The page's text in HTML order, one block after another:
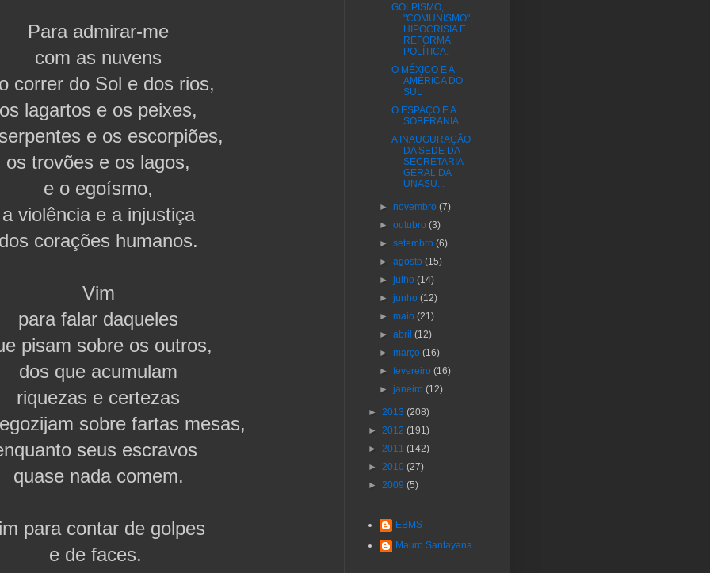
Para admirar-me
com as nuvens
correr do Sol e dos rios,
os lagartos e os peixes,
e os escorpiões,
os trovões e os lagos,
e o egoísmo,
a violência e a injustiça
dos corações humanos.
Vim
para falar daqueles
pisam sobre os outros,
dos que acumulam
riquezas e certezas
sobre fartas mesas,
seus escravos
quase nada comem.
para contar de golpes
e de faces.
GOLPISMO,
"COMUNISMO",
HIPOCRISIA E
REFORMA
POLÍTICA.
O MÉXICO E A
AMÉRICA DO
SUL
O ESPAÇO E A
SOBERANIA
A INAUGURAÇÃO
DA SEDE DA
SECRETARIA-
GERAL DA
UNASU...
►novembro(7)
►outubro(3)
►setembro(6)
►agosto(15)
►julho(14)
►junho(12)
►maio(21)
►abril(12)
►março(16)
►fevereiro(16)
►janeiro(12)
► 2013 (208)
► 2012 (191)
► 2011 (142)
► 2010 (27)
► 2009 (5)
EBMS
Mauro Santayana